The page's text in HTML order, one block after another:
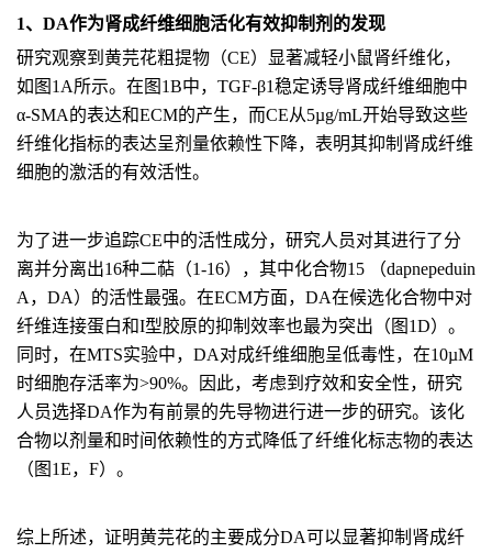
1、DA作为肾成纤维细胞活化有效抑制剂的发现
研究观察到黄芫花粗提物（CE）显著减轻小鼠肾纤维化，
如图1A所示。在图1B中，TGF‐β1稳定诱导肾成纤维细胞中
α‐SMA的表达和ECM的产生，而CE从5µg/mL开始导致这些
纤维化指标的表达呈剂量依赖性下降，表明其抑制肾成纤维
细胞的激活的有效活性。
为了进一步追踪CE中的活性成分，研究人员对其进行了分
离并分离出16种二萜（1-16），其中化合物15 （dapnepeduin
A，DA）的活性最强。在ECM方面，DA在候选化合物中对
纤维连接蛋白和I型胶原的抑制效率也最为突出（图1D）。
同时，在MTS实验中，DA对成纤维细胞呈低毒性，在10µM
时细胞存活率为>90%。因此，考虑到疗效和安全性，研究
人员选择DA作为有前景的先导物进行进一步的研究。该化
合物以剂量和时间依赖性的方式降低了纤维化标志物的表达
（图1E，F）。
综上所述，证明黄芫花的主要成分DA可以显著抑制肾成纤